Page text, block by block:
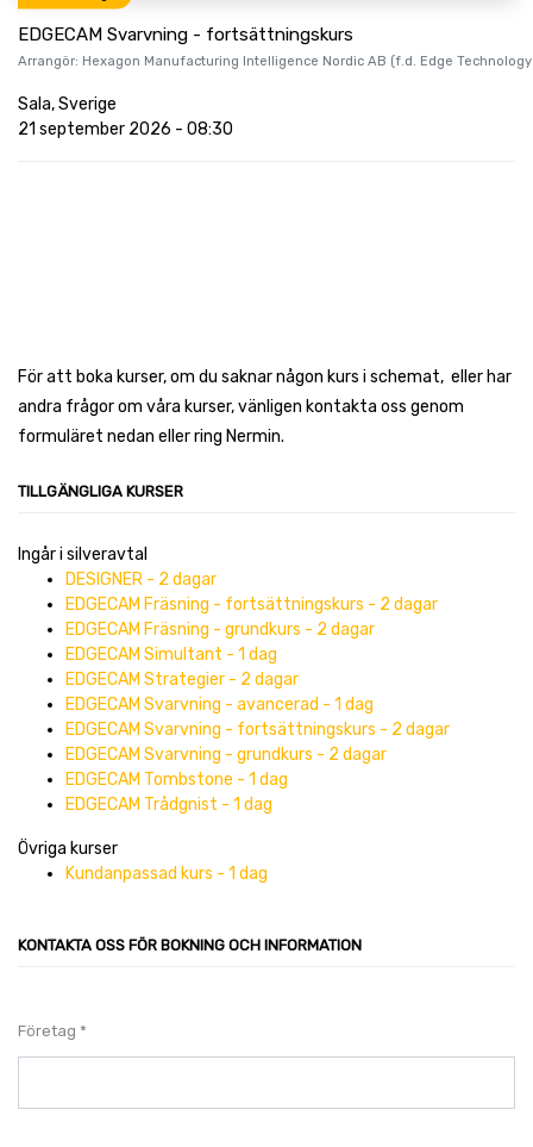
EDGECAM Svarvning - fortsättningskurs
Arrangör: Hexagon Manufacturing Intelligence Nordic AB (f.d. Edge
Sala,Sverige
21 september 2026 - 08:30
För att boka kurser, om du saknar någon kurs i schemat, eller har
andra frågor om våra kurser, vänligen kontakta oss genom
formuläret nedan eller ring Nermin.
TILLGÄNGLIGA KURSER
Ingår i silveravtal
DESIGNER - 2 dagar
EDGECAM Fräsning - fortsättningskurs - 2 dagar
EDGECAM Fräsning - grundkurs - 2 dagar
EDGECAM Simultant - 1 dag
EDGECAM Strategier - 2 dagar
EDGECAM Svarvning - avancerad - 1 dag
EDGECAM Svarvning - fortsättningskurs - 2 dagar
EDGECAM Svarvning - grundkurs - 2 dagar
EDGECAM Tombstone - 1 dag
EDGECAM Trådgnist - 1 dag
Övriga kurser
Kundanpassad kurs - 1 dag
KONTAKTA OSS FÖR BOKNING OCH INFORMATION
Företag